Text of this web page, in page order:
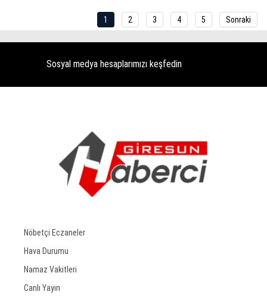
1 2 3 4 5 Sonraki
Sosyal medya hesaplarımızı keşfedin
Nöbetçi Eczaneler
Hava Durumu
Namaz Vakitleri
Canlı Yayın